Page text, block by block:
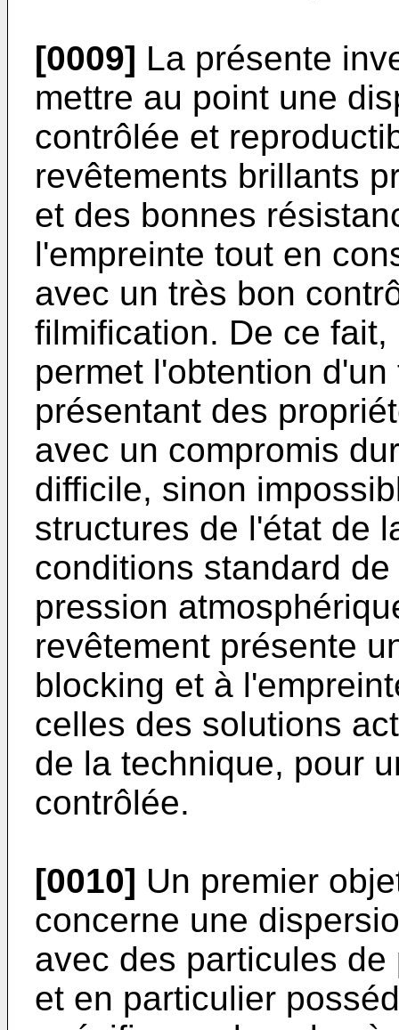
[0009] La présente
mettre au point une
contrôlée et
revêtements brillants
et des bonnes
l'empreinte tout en
avec un très bon
filmification. De ce
permet l'obtention
présentant des
avec un compromis
difficile, sinon
structures de l'état de
conditions standard
pression
revêtement présente
blocking et à
celles des solutions
de la technique, pour
contrôlée.
[0010] Un premier
concerne une
avec des particules
et en particulier